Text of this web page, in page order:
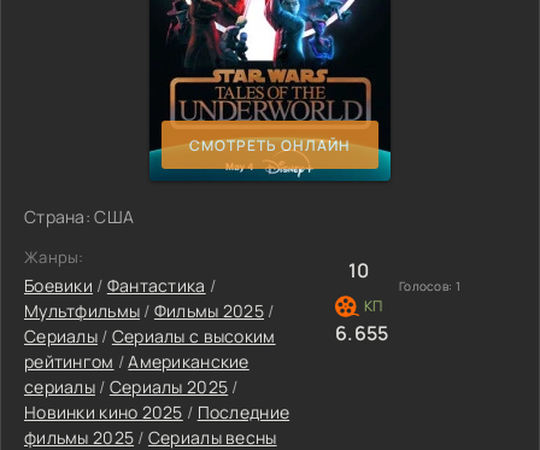
СМОТРЕТЬ ОНЛАЙН
Страна: США
Жанры:
Боевики / Фантастика /
Мультфильмы / Фильмы 2025 /
Сериалы/ Сериалы с высоким
рейтингом /Американские
сериалы/ Сериалы 2025 /
Новинки кино 2025 / Последние
фильмы 2025 / Сериалы весны
10
Голосов: 1
6.655